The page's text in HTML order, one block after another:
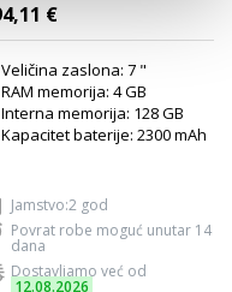
€
Veličina zaslona: 7 "
RAM memorija: 4 GB
Interna memorija: 128 GB
Kapacitet baterije: 2300 mAh
Jamstvo:2 god
Povrat robe moguć unutar 14
dana
Dostavljamo već od
12.08.2026